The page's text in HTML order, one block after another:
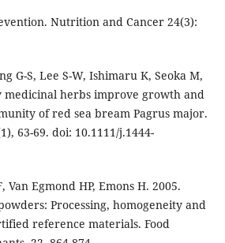
Nutrition and Cancer 24(3):
G-S, Lee S-W, Ishimaru K, Seoka M,
medicinal herbs improve growth and
of red sea bream Pagrus major.
63-69. doi: 10.1111/j.1444-
Van Egmond HP, Emons H. 2005.
Processing, homogeneity and
reference materials. Food